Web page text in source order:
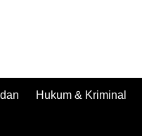
Hukum & Kriminal